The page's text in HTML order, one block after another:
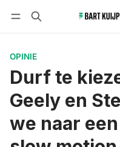
OPINIE
Durf te
Geely en
we naar